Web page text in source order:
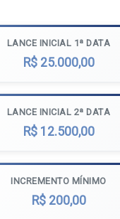
LANCE INICIAL 1ª DATA
R$ 25.000,00
LANCE INICIAL 2ª DATA
R$ 12.500,00
INCREMENTO MÍNIMO
R$ 200,00